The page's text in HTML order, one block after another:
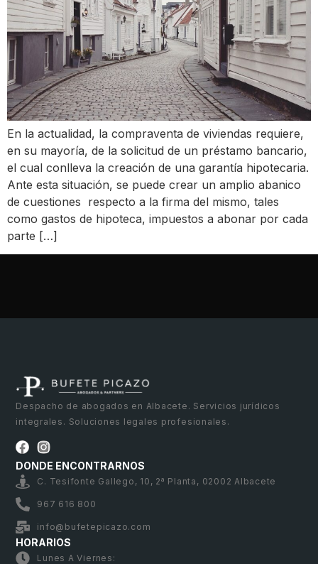
En la actualidad, la compraventa de viviendas requiere,
en su mayoría, de la solicitud de un préstamo bancario,
el cual conlleva la creación de una garantía hipotecaria.
Ante esta situación, se puede crear un amplio abanico
de cuestiones respecto a la firma del mismo, tales
como gastos de hipoteca, impuestos a abonar por cada
parte […]
Despacho de abogados en Albacete. Servicios jurídicos
integrales. Soluciones legales profesionales.
DONDE ENCONTRARNOS
C. Tesifonte Gallego, 10, 2ª Planta, 02002 Albacete
967 616 800
info@bufetepicazo.com
HORARIOS
Lunes A Viernes: